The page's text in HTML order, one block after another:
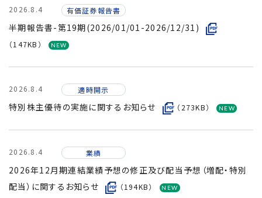
2026.8.4 有価証券報告書
半期報告書-第19期(2026/01/01-2026/12/31)
（147KB）
2026.8.4 適時開示
特別株主優待の実施に関するお知らせ （273KB）
2026.8.4 業績
2026年12月期連結業績予想の修正及び配当予想（増配・特別
配当）に関するお知らせ
（194KB）